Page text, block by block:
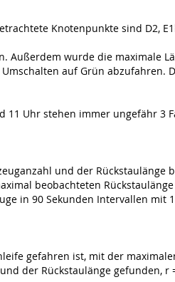
Knotenpunkte sind D2,
Außerdem wurde die maximale
auf Grün abzufahren.
11 Uhr stehen immer ungefähr 3
und der Rückstaulänge
beobachteten
in 90 Sekunden Intervallen mit
gefahren ist, mit der
der Rückstaulänge gefunden, r